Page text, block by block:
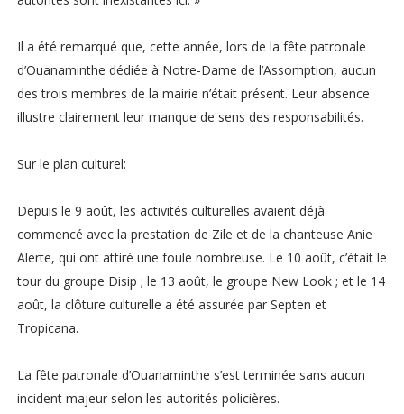
Il a été remarqué que, cette année, lors de la fête patronale
d’Ouanaminthe dédiée à Notre-Dame de l’Assomption, aucun
des trois membres de la mairie n’était présent. Leur absence
illustre clairement leur manque de sens des responsabilités.
Sur le plan culturel:
Depuis le 9 août, les activités culturelles avaient déjà
commencé avec la prestation de Zile et de la chanteuse Anie
Alerte, qui ont attiré une foule nombreuse. Le 10 août, c’était le
tour du groupe Disip ; le 13 août, le groupe New Look ; et le 14
août, la clôture culturelle a été assurée par Septen et
Tropicana.
La fête patronale d’Ouanaminthe s’est terminée sans aucun
incident majeur selon les autorités policières.